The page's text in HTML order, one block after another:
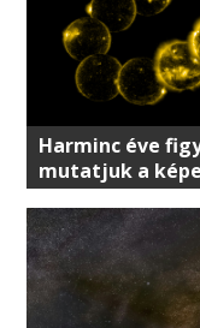
Harminc éve
mutatjuk a